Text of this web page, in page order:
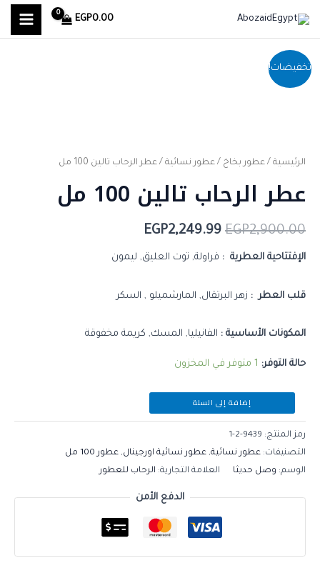
المحتوى
EGP0.00
تخفيضات!
الرئيسية / عطور بخاخ / عطور نسائية / عطر الرحاب تالين 100 مل
عطر الرحاب تالين 100 مل
EGP2,900.00
EGP2,249.99
الإفتتاحية العطرية : فراولة, توت العليق, ليمون
قلب العطر : زهر البرتقال, المارشميلو , السكر
المكونات الأساسية : الفانيليا, المسك, كريمة مخفوقة
حالة التوفر: 1 متوفر في المخزون
كمية
عطر الرحاب
إضافة إلى السلة
رمز المنتج: 9439-2-1
التصنيفات: عطور نسائية, عطور نسائية اورجينال, عطور 100 مل
الوسم: وصل حديثا العلامة التجارية: الرحاب للعطور
الدفع الأمن